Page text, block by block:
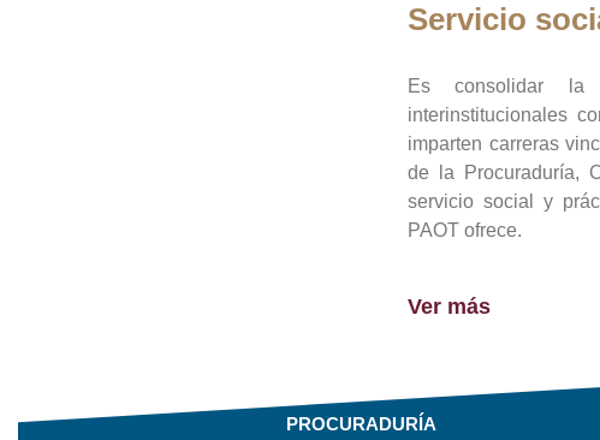
Servicio
Es consolidar la
interinstitucionales
imparten carreras
de la Procuraduría,
servicio social y
PAOT ofrece.
Ver más
PROCURADURÍA